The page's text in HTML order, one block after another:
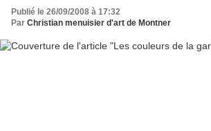
Publié le 26/09/2008 à 17:32
Par Christian menuisier d'art de Montner